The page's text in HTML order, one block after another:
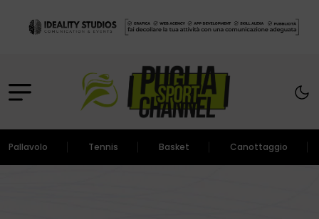
Pallavolo Tennis Basket Canottaggio